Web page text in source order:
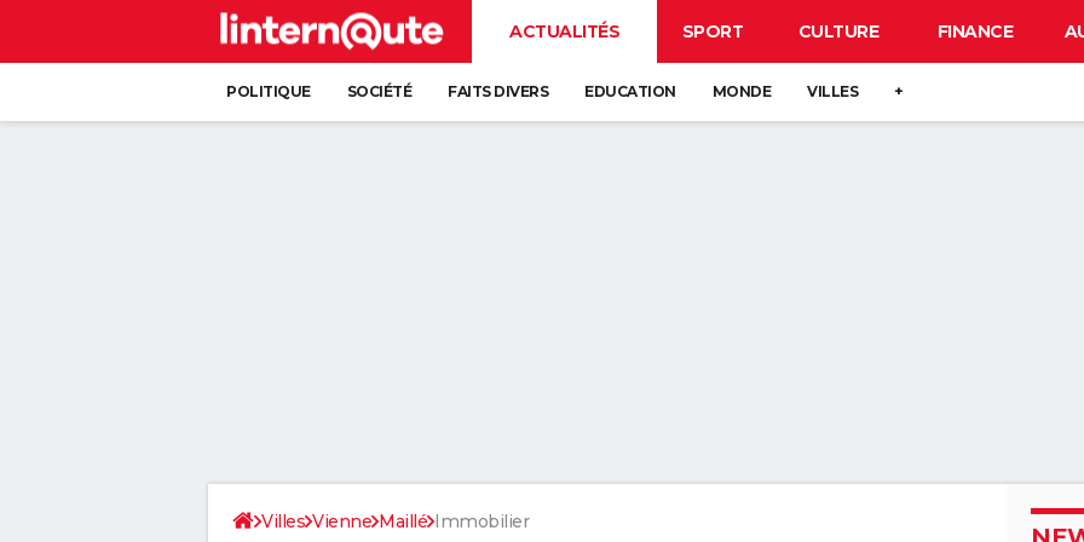
ACTUALITÉS SPORT CULTURE FINANCE
POLITIQUE SOCIÉTÉ FAITS DIVERS EDUCATION MONDE VILLES +
Villes Vienne Maillé Immobilier